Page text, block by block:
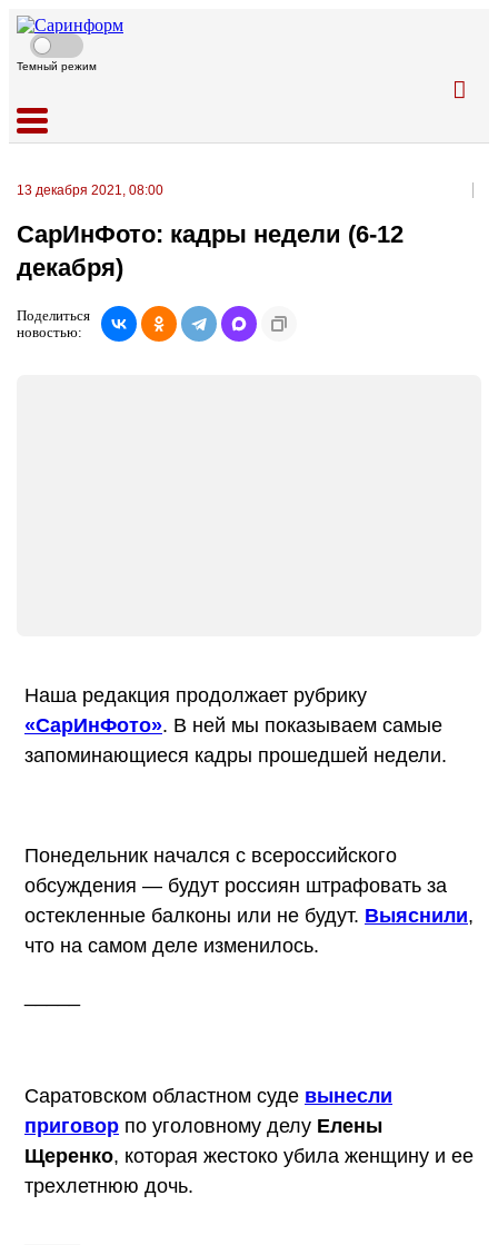
Темный режим
13 декабря 2021, 08:00
СарИнФото: кадры недели (6-12
декабря)
Поделиться
новостью:
Наша редакция продолжает рубрику
«СарИнФото». В ней мы показываем самые
запоминающиеся кадры прошедшей недели.
Понедельник начался с всероссийского
обсуждения — будут россиян штрафовать за
остекленные балконы или не будут. Выяснили,
что на самом деле изменилось.
Саратовском областном суде вынесли
приговор по уголовному делу Елены
Щеренко, которая жестоко убила женщину и ее
трехлетнюю дочь.